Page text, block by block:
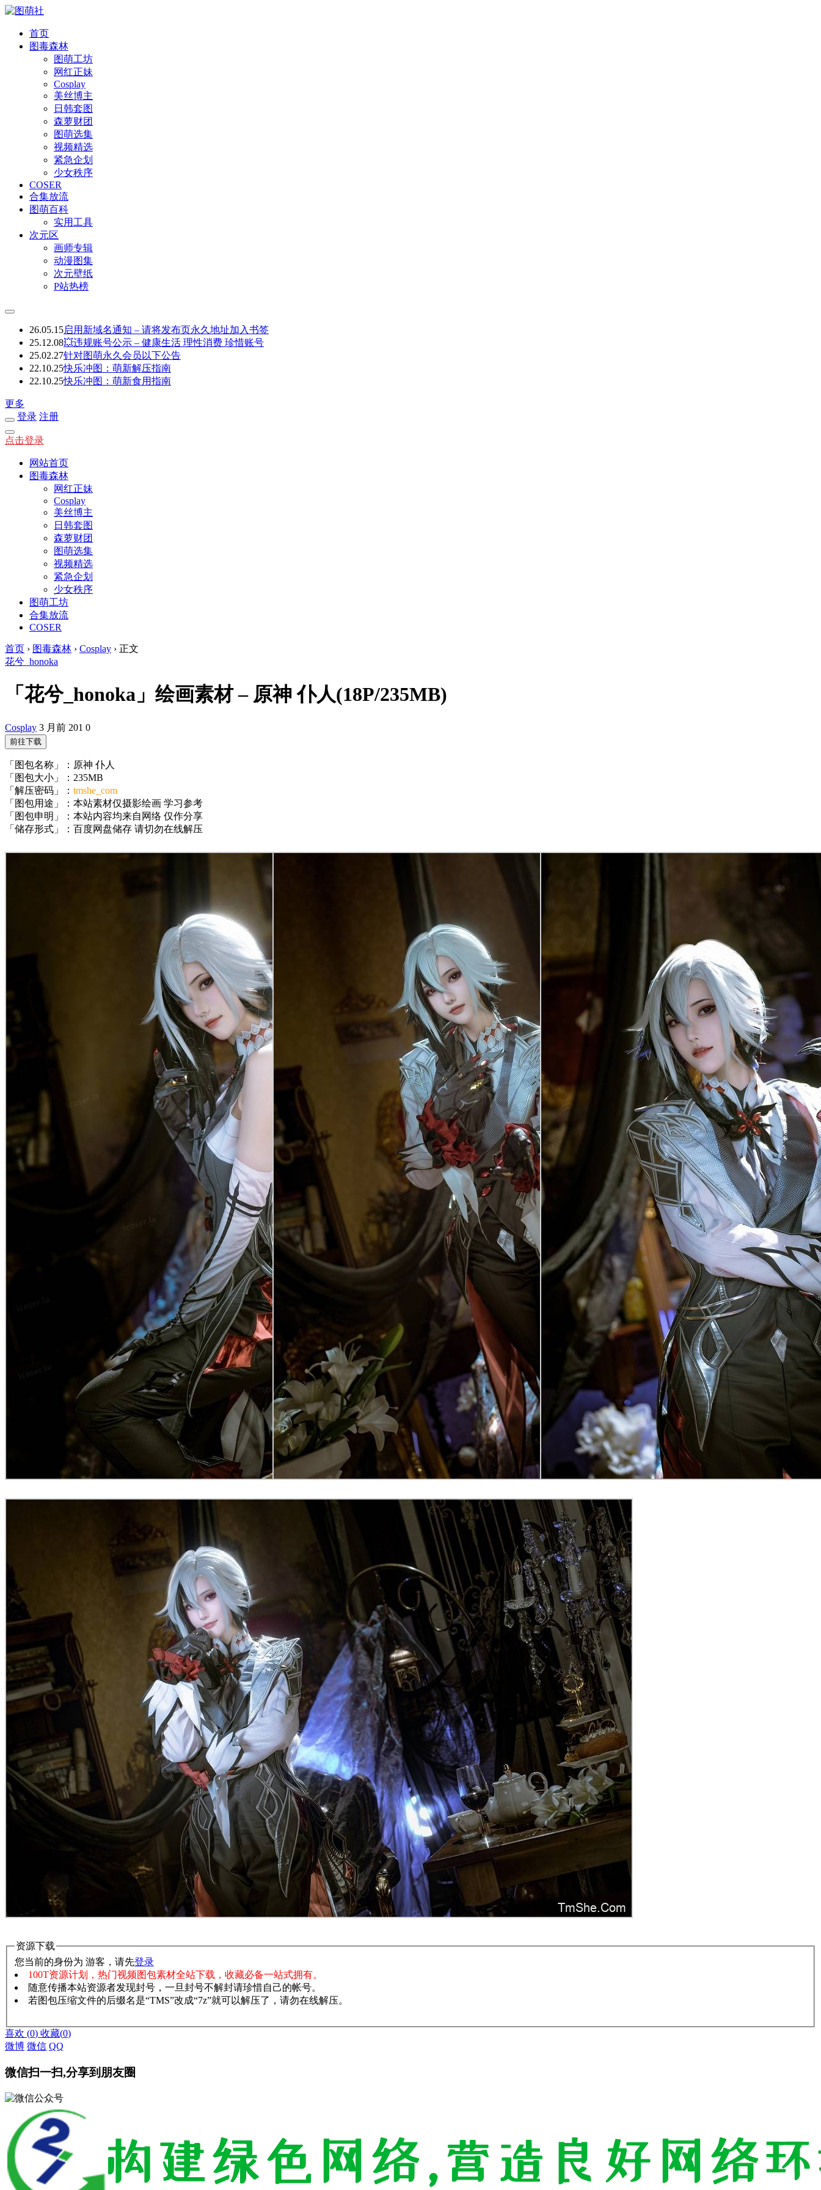
首页
图毒森林
图萌工坊
网红正妹
Cosplay
美丝博主
日韩套图
森萝财团
图萌选集
视频精选
紧急企划
少女秩序
COSER
合集放流
图萌百科
实用工具
次元区
画师专辑
动漫图集
次元壁纸
P站热榜
26.05.15启用新域名通知 – 请将发布页永久地址加入书签
25.12.08💥违规账号公示 – 健康生活 理性消费 珍惜账号
25.02.27针对图萌永久会员以下公告
22.10.25快乐冲图：萌新解压指南
22.10.25快乐冲图：萌新食用指南
更多
登录 注册
点击登录
网站首页
图毒森林
网红正妹
Cosplay
美丝博主
日韩套图
森萝财团
图萌选集
视频精选
紧急企划
少女秩序
图萌工坊
合集放流
COSER
首页 › 图毒森林 › Cosplay › 正文
花兮_honoka
「花兮_honoka」绘画素材 – 原神 仆人(18P/235MB)
Cosplay 3 月前 201 0
前往下载
「图包名称」：原神 仆人
「图包大小」：235MB
「解压密码」： tmshe_com
「图包用途」：本站素材仅摄影绘画 学习参考
「图包申明」：本站内容均来自网络 仅作分享
「储存形式」：百度网盘储存 请切勿在线解压
资源下载
您当前的身份为 游客，请先登录
100T资源计划，热门视频图包素材全站下载，收藏必备一站式拥有。
随意传播本站资源者发现封号，一旦封号不解封请珍惜自己的帐号。
若图包压缩文件的后缀名是“TMS”改成“7z”就可以解压了，请勿在线解压。
喜欢 (0) 收藏(0)
微博 微信 QQ
微信扫一扫,分享到朋友圈